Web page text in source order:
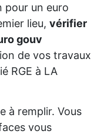
pour un euro
lieu, vérifier
gouv
de vos travaux
RGE à LA
à remplir. Vous
vous